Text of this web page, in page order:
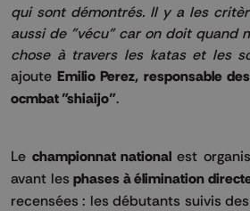
qui sont démontrés. Il y a les
aussi de "vécu" car on doit quand
chose à travers les katas et les
ajoute Emilio Perez, responsable
ocmbat "shiaijo".
Le championnat national est
avant les phases à élimination
recensées : les débutants suivis